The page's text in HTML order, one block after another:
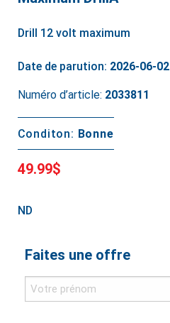
Drill 12 volt maximum
Date de parution: 2026-06-02
Numéro d’article: 2033811
Conditon: Bonne
49.99$
ND
Faites une offre